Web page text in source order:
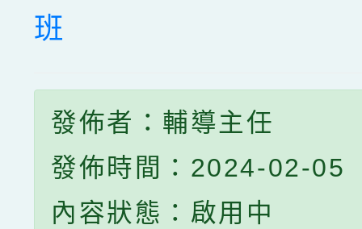
班
發佈者：輔導主任
發佈時間：2024-02-05
內容狀態：啟用中